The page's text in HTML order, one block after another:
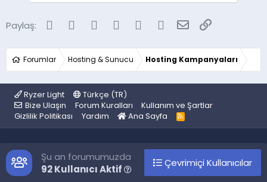
Paylaş: Facebook
Twitter Reddit Pinterest
Tumblr WhatsApp
E-posta
Forumlar Hosting & Sunucu Hosting Kampanyaları
Ryzer Light
Türkçe (TR)
Bize Ulaşın
Forum Kuralları
Kullanım ve Şartlar
Gizlilik Politikası
Yardım Ana Sayfa
R
S
Şu an forumumuzda
92 Kullanıcı Aktif
Çevrimiçi Kullanıcılar